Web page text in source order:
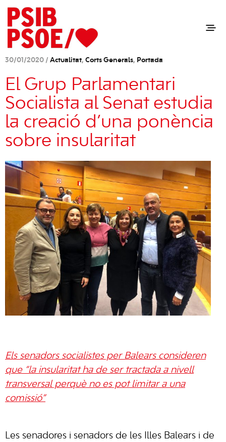
30/01/2020 / Actualitat, Corts Generals, Portada
El Grup Parlamentari
Socialista al Senat estudia
la creació d’una ponència
sobre insularitat
Els senadors socialistes per Balears consideren
que “la insularitat ha de ser tractada a nivell
transversal perquè no es pot limitar a una
comissió”
Les senadores i senadors de les Illes Balears i de